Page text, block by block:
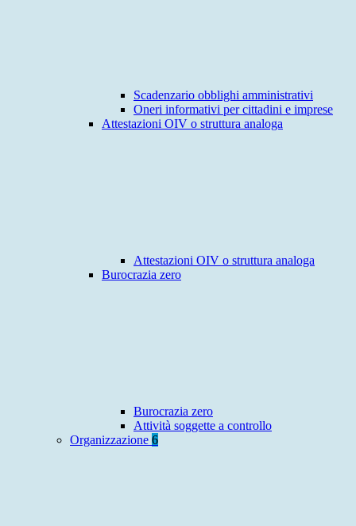
Scadenzario obblighi amministrativi
Oneri informativi per cittadini e imprese
Attestazioni OIV o struttura analoga
Attestazioni OIV o struttura analoga
Burocrazia zero
Burocrazia zero
Attività soggette a controllo
Organizzazione 6